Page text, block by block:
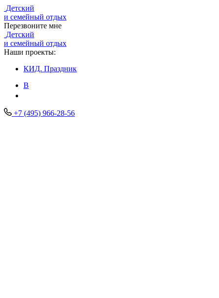
Детский
и семейный отдых
Перезвоните мне
Детский
и семейный отдых
Наши проекты:
КИД. Праздник
В
+7 (495) 966-28-56